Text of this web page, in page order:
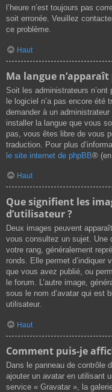
l’heure n’est toujours pas
soit erronée. Veuillez
ce problème.
Haut
Ma langue
Soit les administrateurs
le logiciel n’a pas encore
demander à un
installer la langue que vous
pas, vous êtes libre de vous
traduction. Pour plus
le site internet de phpBB® (en
Haut
Que signifient les
d’utilisateur ?
Deux images peuvent
vous consultez un sujet. Une
votre rang, généralement
ronds. Elle permet d’indiquer
que vous avez publié, ou
le forum. L’autre image,
sous le nom d’avatar qui est
utilisateur.
Haut
Comment puis-je
Dans le panneau de contrôle
ajouter un avatar en utilisant
service « Gravatar », la